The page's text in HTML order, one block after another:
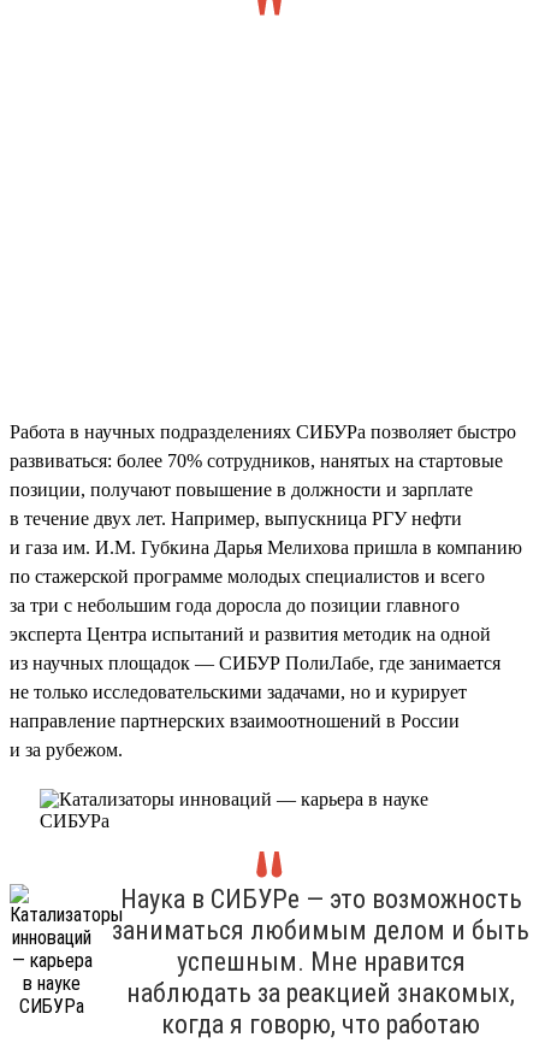
Работа в научных подразделениях СИБУРа позволяет быстро
развиваться: более 70% сотрудников, нанятых на стартовые
позиции, получают повышение в должности и зарплате
в течение двух лет. Например, выпускница РГУ нефти
и газа им. И.М. Губкина Дарья Мелихова пришла в компанию
по стажерской программе молодых специалистов и всего
за три с небольшим года доросла до позиции главного
эксперта Центра испытаний и развития методик на одной
из научных площадок — СИБУР ПолиЛабе, где занимается
не только исследовательскими задачами, но и курирует
направление партнерских взаимоотношений в России
и за рубежом.
Наука в СИБУРе — это возможность
заниматься любимым делом и быть
успешным. Мне нравится
наблюдать за реакцией знакомых,
когда я говорю, что работаю